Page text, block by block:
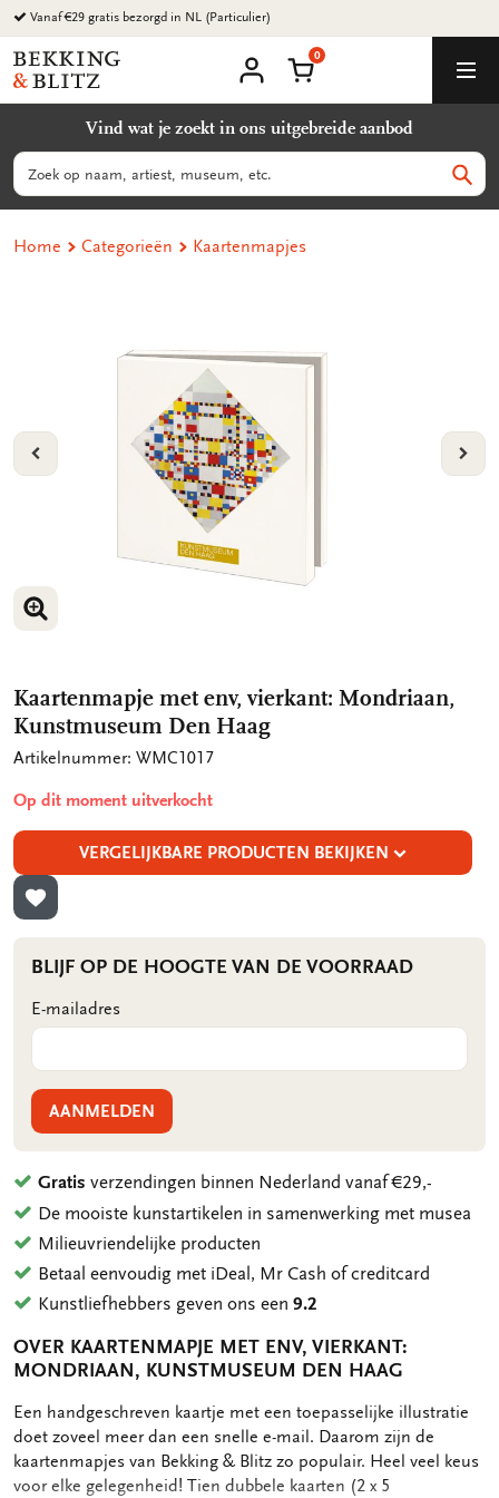
Ga
naar
content
Vanaf €29 gratis bezorgd in NL (Particulier)
Bekking
&
B.V.
account
Winkelmand
0
Vind wat je zoekt in ons uitgebreide aanbod
Zoeken
Home Categorieën Kaartenmapjes
VORIGE
VERGROOT AFBEELDING
VERGROOT AFBEELDING
Kaartenmapje met env, vierkant: Mondriaan,
Kunstmuseum Den Haag
Artikelnummer: WMC1017
Op dit moment uitverkocht
VERGELIJKBARE PRODUCTEN BEKIJKEN
TOEVOEGEN AAN VERLANGLIJST
BLIJF OP DE HOOGTE VAN DE VOORRAAD
E-mailadres
AANMELDEN
Gratis verzendingen binnen Nederland vanaf €29,-
De mooiste kunstartikelen in samenwerking met musea
Milieuvriendelijke producten
Betaal eenvoudig met iDeal, Mr Cash of creditcard
Kunstliefhebbers geven ons een9.2
OVER KAARTENMAPJE MET ENV, VIERKANT:
MONDRIAAN, KUNSTMUSEUM DEN HAAG
OMSCHRIJVING
Een handgeschreven kaartje met een toepasselijke illustratie
doet zoveel meer dan een snelle e-mail. Daarom zijn de
kaartenmapjes van Bekking & Blitz zo populair. Heel veel keus
voor elke gelegenheid! Tien dubbele kaarten (2 x 5